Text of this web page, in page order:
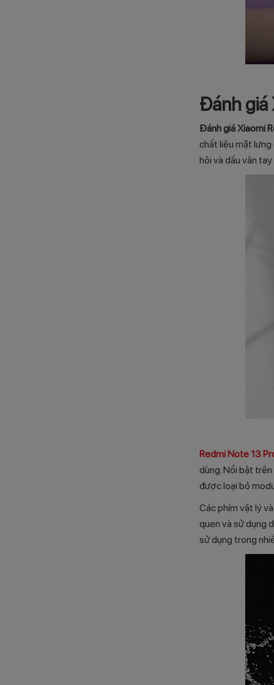
Đánh giá
Đánh giá Xiaomi
chất liệu mặt lưng
hôi và dấu vân
Redmi Note 13
dùng. Nổi bật
được loại bỏ
Các phím vật lý
quen và sử dụng
sử dụng trong